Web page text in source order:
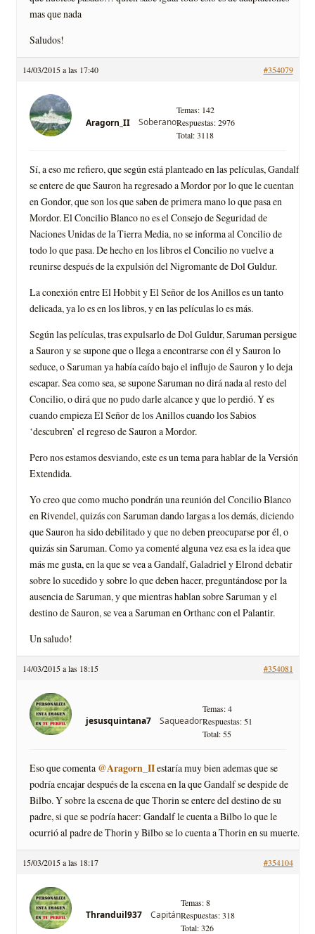
mas que nada
Saludos!
14/03/2015 a las 17:40 #354079
Aragorn_II Soberano
Temas: 142
Respuestas: 2976
Total: 3118
Sí, a eso me refiero, que según está planteado en las películas, Gandalf
se entere de que Sauron ha regresado a Mordor por lo que le cuentan
en Gondor, que son los que saben de primera mano lo que pasa en
Mordor. El Concilio Blanco no es el Consejo de Seguridad de
Naciones Unidas de la Tierra Media, no se informa al Concilio de
todo lo que pasa. De hecho en los libros el Concilio no vuelve a
reunirse después de la expulsión del Nigromante de Dol Guldur.
La conexión entre El Hobbit y El Señor de los Anillos es un tanto
delicada, ya lo es en los libros, y en las películas lo es más.
Según las películas, tras expulsarlo de Dol Guldur, Saruman persigue
a Sauron y se supone que o llega a encontrarse con él y Sauron lo
seduce, o Saruman ya había caído bajo el influjo de Sauron y lo deja
escapar. Sea como sea, se supone Saruman no dirá nada al resto del
Concilio, o dirá que no pudo darle alcance y que lo perdió. Y es
cuando empieza El Señor de los Anillos cuando los Sabios
‘descubren’ el regreso de Sauron a Mordor.
Pero nos estamos desviando, este es un tema para hablar de la Versión
Extendida.
Yo creo que como mucho pondrán una reunión del Concilio Blanco
en Rivendel, quizás con Saruman dando largas a los demás, diciendo
que Sauron ha sido debilitado y que no deben preocuparse por él, o
quizás sin Saruman. Como ya comenté alguna vez esa es la idea que
más me gusta, en la que se vea a Gandalf, Galadriel y Elrond debatir
sobre lo sucedido y sobre lo que deben hacer, preguntándose por la
ausencia de Saruman, y que mientras hablan sobre Saruman y el
destino de Sauron, se vea a Saruman en Orthanc con el Palantir.
Un saludo!
14/03/2015 a las 18:15 #354081
jesusquintana7 Saqueador
Temas: 4
Respuestas: 51
Total: 55
Eso que comenta @Aragorn_IIestaría muy bien ademas que se
podría encajar después de la escena en la que Gandalf se despide de
Bilbo. Y sobre la escena de que Thorin se entere del destino de su
padre, si que se podría hacer: Gandalf le cuenta a Bilbo lo que le
ocurrió al padre de Thorin y Bilbo se lo cuenta a Thorin en su muerte.
15/03/2015 a las 18:17 #354104
Thranduil937 Capitán
Temas: 8
Respuestas: 318
Total: 326